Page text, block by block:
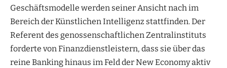
Geschäftsmodelle werden seiner Ansicht nach im
Bereich der Künstlichen Intelligenz stattfinden. Der
Referent des genossenschaftlichen Zentralinstituts
forderte von Finanzdienstleistern, dass sie über das
reine Banking hinaus im Feld der New Economy aktiv